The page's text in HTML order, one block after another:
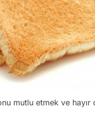
mutlu etmek ve hayır